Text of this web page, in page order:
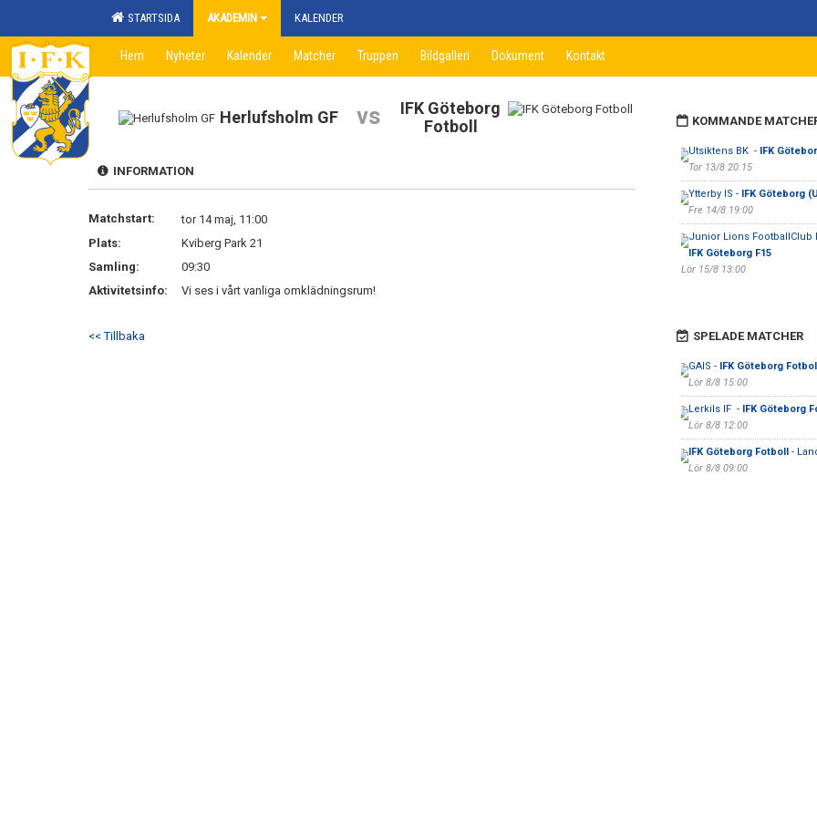
STARTSIDA AKADEMIN KALENDER
Hem Nyheter Kalender Matcher Truppen Bildgalleri Dokument Kontakt
Herlufsholm GF vs
IFK Göteborg
Fotboll
INFORMATION
Matchstart:
tor 14 maj, 11:00
Plats:
Kviberg Park 21
Samling:
09:30
Aktivitetsinfo:
Vi ses i vårt vanliga omklädningsrum!
<< Tillbaka
KOMMANDE
Utsiktens BK - IFK
Tor 13/8 20:15
Ytterby IS - IFK Göteborg
Fre 14/8 19:00
Junior Lions FootballClub
IFK Göteborg F15
Lör 15/8 13:00
SPELADE MATCHER
GAIS - IFK Göteborg
Lör 8/8 15:00
Lerkils IF - IFK Göteborg
Lör 8/8 12:00
IFK Göteborg Fotboll-
Lör 8/8 09:00